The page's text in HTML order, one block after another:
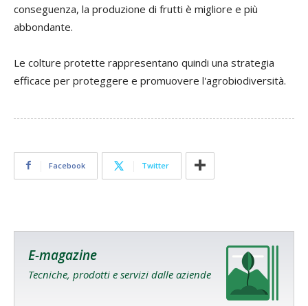
conseguenza, la produzione di frutti è migliore e più
abbondante.
Le colture protette rappresentano quindi una strategia
efficace per proteggere e promuovere l'agrobiodiversità.
Facebook Twitter
E-magazine
Tecniche, prodotti e servizi dalle aziende